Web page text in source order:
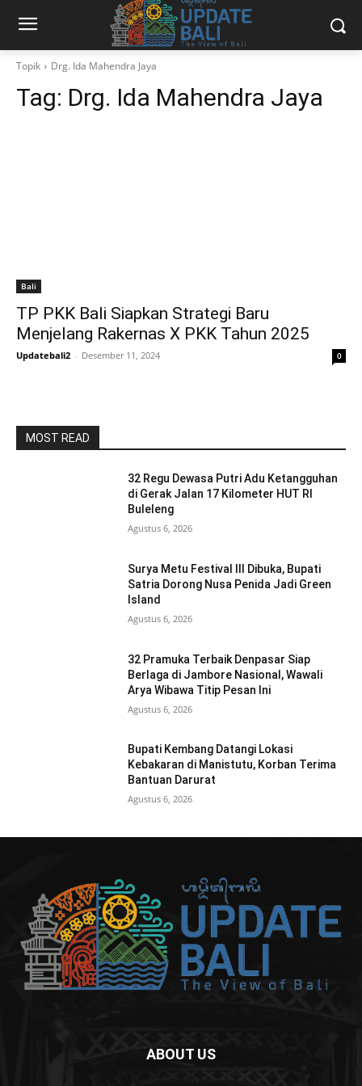
Topik Drg. Ida Mahendra Jaya
Tag: Drg. Ida Mahendra Jaya
Bali
TP PKK Bali Siapkan Strategi Baru
Menjelang Rakernas X PKK Tahun 2025
Updatebali2 - Desember 11, 2024 0
MOST READ
32 Regu Dewasa Putri Adu Ketangguhan
di Gerak Jalan 17 Kilometer HUT RI
Buleleng
Agustus 6, 2026
Surya Metu Festival III Dibuka, Bupati
Satria Dorong Nusa Penida Jadi Green
Island
Agustus 6, 2026
32 Pramuka Terbaik Denpasar Siap
Berlaga di Jambore Nasional, Wawali
Arya Wibawa Titip Pesan Ini
Agustus 6, 2026
Bupati Kembang Datangi Lokasi
Kebakaran di Manistutu, Korban Terima
Bantuan Darurat
Agustus 6, 2026
ABOUT US